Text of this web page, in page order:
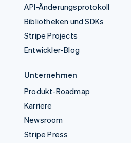
API-Änderungsprotokoll
Bibliotheken und SDKs
Stripe Projects
Entwickler-Blog
Unternehmen
Produkt-Roadmap
Karriere
Newsroom
Stripe Press